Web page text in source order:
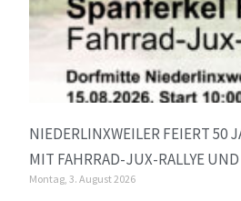
NIEDERLINXWEILER FEIERT 50
MIT FAHRRAD-JUX-RALLYE
Montag, 3. August 2026